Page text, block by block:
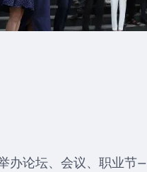
办论坛、会议、职业节